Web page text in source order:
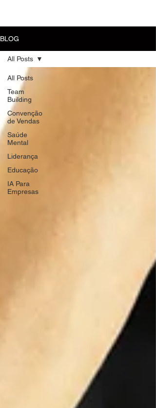
BLOG
All Posts
Team
Building
Convenção
de Vendas
Saúde
Mental
Liderança
Educação
IA Para
Empresas
All Posts